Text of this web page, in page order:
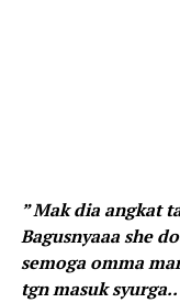
” Mak dia angkat
Bagusnyaaa she
semoga omma
tgn masuk